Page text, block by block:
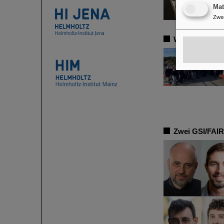
Wiederwahl
Zwei GSI/